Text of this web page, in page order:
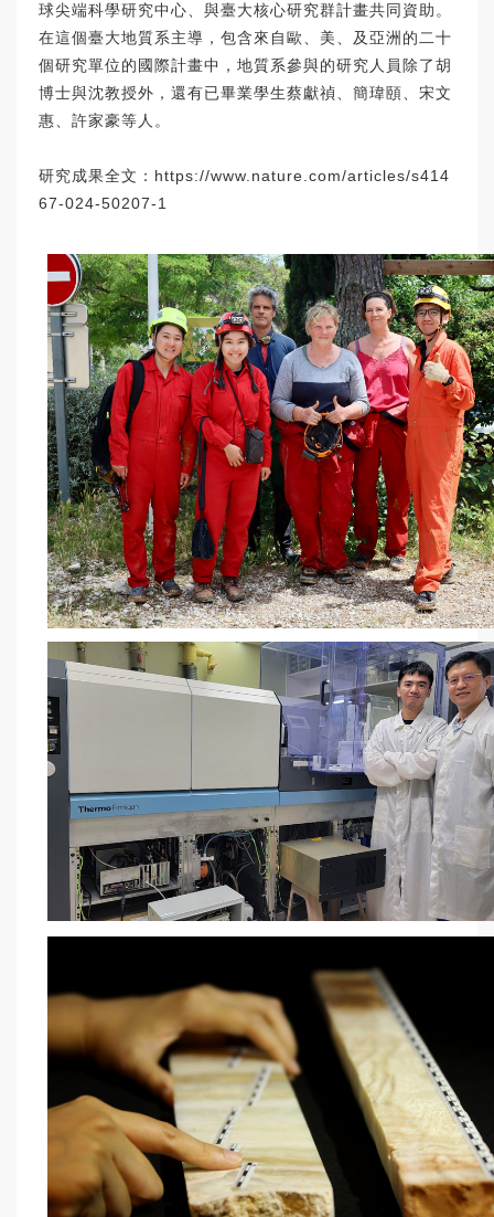
球尖端科學研究中心、與臺大核心研究群計畫共同資助。
在這個臺大地質系主導，包含來自歐、美、及亞洲的二十
個研究單位的國際計畫中，地質系參與的研究人員除了胡
博士與沈教授外，還有已畢業學生蔡獻禎、簡瑋頤、宋文
惠、許家豪等人。
研究成果全文： https://www.nature.com/articles/s414
67-024-50207-1